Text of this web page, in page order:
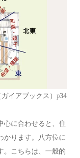
イアブックス）p34
心に合わせると、住
かります。八方位に
。こちらは、一般的